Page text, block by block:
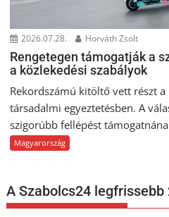
2026.07.28. Horváth Zsolt
Rengetegen támogatják a
a közlekedési szabályok
Rekordszámú kitöltő vett részt
társadalmi egyeztetésben. A
szigorúbb fellépést
Magyarország
A Szabolcs24 legfrissebb